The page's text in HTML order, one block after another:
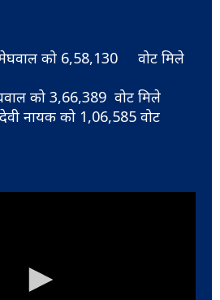
को 6,58,130 वोट मिले
को 3,66,389 वोट मिले
नायक को 1,06,585 वोट